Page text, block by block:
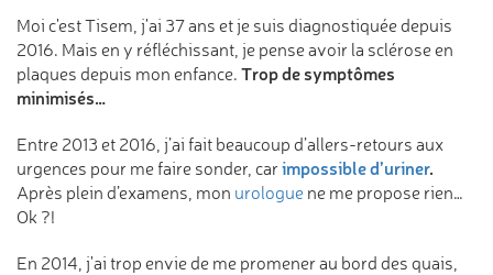
Moi c'est Tisem, j'ai 37 ans et je suis diagnostiquée depuis
2016. Mais en y réfléchissant, je pense avoir la sclérose en
plaques depuis mon enfance. Trop de symptômes
minimisés…
Entre 2013 et 2016, j’ai fait beaucoup d’allers-retours aux
urgences pour me faire sonder, car impossible d’uriner.
Après plein d’examens, mon urologue ne me propose rien…
Ok ?!
En 2014, j'ai trop envie de me promener au bord des quais,